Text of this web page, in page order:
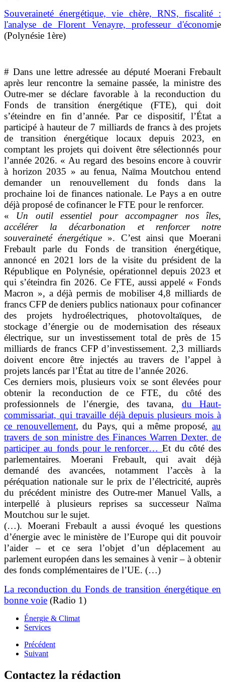
Souveraineté énergétique, vie chère, RNS, fiscalité :
l'analyse de Florent Venayre, professeur d'économie
(Polynésie 1ère)
# Dans une lettre adressée au député Moerani Frebault
après leur rencontre la semaine passée, la ministre des
Outre-mer se déclare favorable à la reconduction du
Fonds de transition énergétique (FTE), qui doit
s’éteindre en fin d’année. Par ce dispositif, l’État a
participé à hauteur de 7 milliards de francs à des projets
de transition énergétique locaux depuis 2023, en
comptant les projets qui doivent être sélectionnés pour
l’année 2026. « Au regard des besoins encore à couvrir
à horizon 2035 » au fenua, Naïma Moutchou entend
demander un renouvellement du fonds dans la
prochaine loi de finances nationale. Le Pays a en outre
déjà proposé de cofinancer le FTE pour le renforcer.
« Un outil essentiel pour accompagner nos îles,
accélérer la décarbonation et renforcer notre
souveraineté énergétique ». C’est ainsi que Moerani
Frebault parle du Fonds de transition énergétique,
annoncé en 2021 lors de la visite du président de la
République en Polynésie, opérationnel depuis 2023 et
qui s’éteindra fin 2026. Ce FTE, aussi appelé « Fonds
Macron », a déjà permis de mobiliser 4,8 milliards de
francs CFP de deniers publics nationaux pour cofinancer
des projets hydroélectriques, photovoltaïques, de
stockage d’énergie ou de modernisation des réseaux
électrique, sur un investissement total de près de 15
milliards de francs CFP d’investissement. 2,3 milliards
doivent encore être injectés au travers de l’appel à
projets lancés par l’État au titre de l’année 2026.
Ces derniers mois, plusieurs voix se sont élevées pour
obtenir la reconduction de ce FTE, du côté des
professionnels de l’énergie, des tavana, du Haut-
commissariat, qui travaille déjà depuis plusieurs mois à
ce renouvellement, du Pays, qui a même proposé, au
travers de son ministre des Finances Warren Dexter, de
participer au fonds pour le renforcer…Et du côté des
parlementaires. Moerani Frebault, qui avait déjà
demandé des avancées, notamment l’accès à la
péréquation nationale sur le prix de l’électricité, auprès
du précédent ministre des Outre-mer Manuel Valls, a
interpellé à plusieurs reprises sa successeur Naïma
Moutchou sur le sujet.
(…). Moerani Frebault a aussi évoqué les questions
d’énergie avec le ministère de l’Europe qui dit pouvoir
l’aider – et ce sera l’objet d’un déplacement au
parlement européen dans les semaines à venir – à obtenir
des fonds complémentaires de l’UE. (…)
La reconduction du Fonds de transition énergétique en
bonne voie (Radio 1)
Énergie & Climat
Services
Précédent
Suivant
Contactez la rédaction